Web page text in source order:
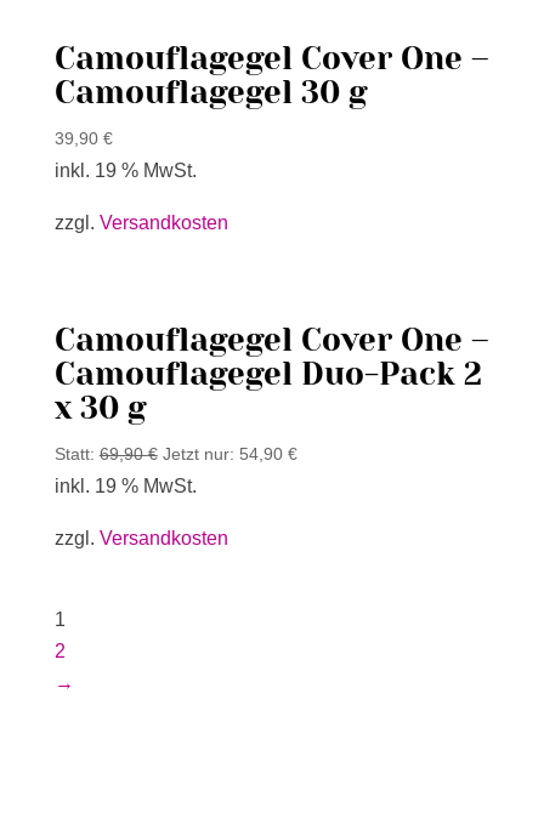
Camouflagegel Cover One –
Camouflagegel 30 g
39,90 €
inkl. 19 % MwSt.
zzgl. Versandkosten
Camouflagegel Cover One –
Camouflagegel Duo-Pack 2
x 30 g
Statt: 69,90€ Jetzt nur: 54,90 €
inkl. 19 % MwSt.
zzgl. Versandkosten
1
2
→